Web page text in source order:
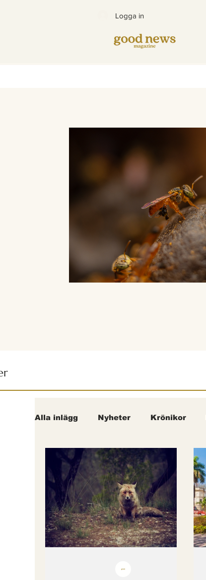
Logga in
Alla inlägg Nyheter Krönikor
Bättre värld Djurens rättigheter
fredligare värld Kände du till....
Endast för Prenumeranter